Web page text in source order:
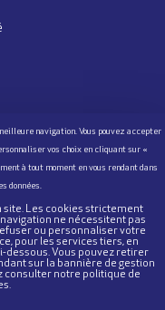
site. Les cookies strictement
ne nécessitent pas
ou personnaliser votre
pour les services tiers, en
dessous. Vous pouvez retirer
sur la bannière de gestion
consulter notre politique de
ET LÉGUMES PAR JOUR.